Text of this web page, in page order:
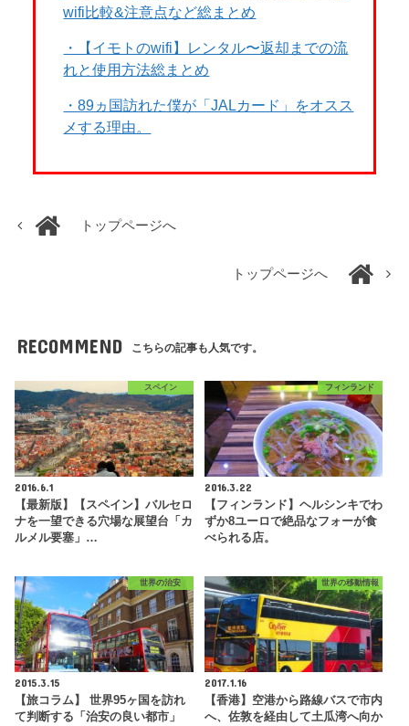
wifi比較&注意点など総まとめ
・【イモトのwifi】レンタル〜返却までの流
れと使用方法総まとめ
・89ヵ国訪れた僕が「JALカード」をオスス
メする理由。
トップページへ
トップページへ
RECOMMEND こちらの記事も人気です。
スペイン
2016.6.1
【最新版】【スペイン】バルセロ
ナを一望できる穴場な展望台「カ
ルメル要塞」…
フィンランド
2016.3.22
【フィンランド】ヘルシンキでわ
ずか8ユーロで絶品なフォーが食
べられる店。
世界の治安
2015.3.15
【旅コラム】 世界95ヶ国を訪れ
て判断する「治安の良い都市」
世界の移動情報
2017.1.16
【香港】空港から路線バスで市内
へ、佐敦を経由して土瓜湾へ向か